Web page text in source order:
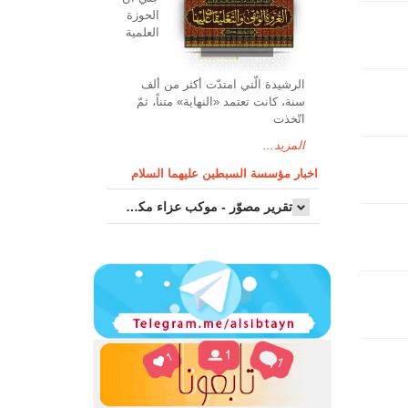
الحوزة
العلمیة
الرشیدة الّتي امتدّت أكثر من ألف
سنة، كانت تعتمد «النهاية» متناً، ثمّ
اتّخذت
المزيد...
اخبار مؤسسة السبطين عليهما السلام
تقرير مصوّر - موكب عزاء مکتب سماحة اية الله السيد مرتضى الموسوي الاصفهاني في يوم إستشهاد السيدة فاطم...